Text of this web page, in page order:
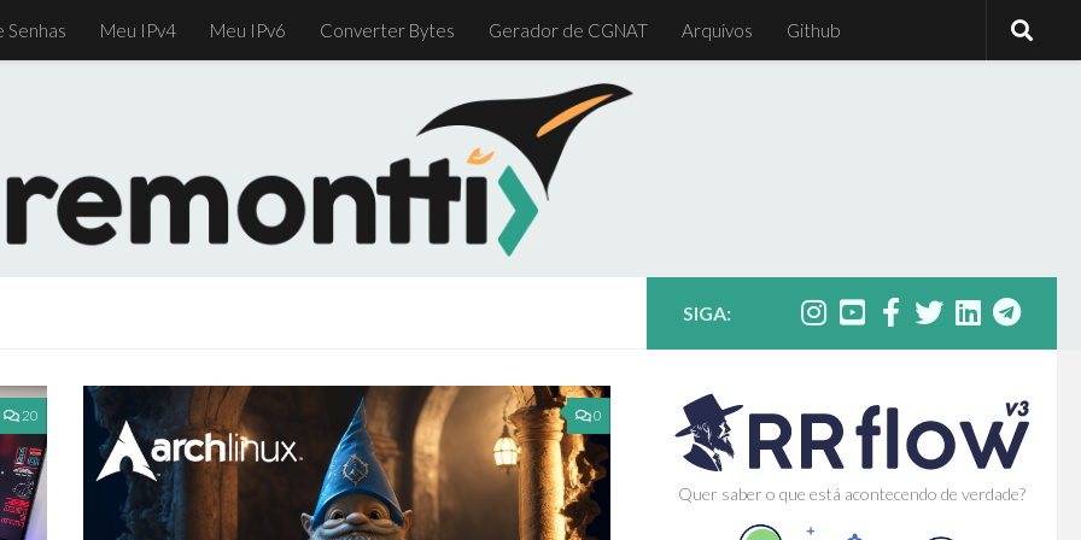
Senhas Meu IPv4 Meu IPv6 Converter Bytes Gerador de CGNAT Arquivos Github
20 0
SIGA:
Quer saber o que está acontecendo de verdade?